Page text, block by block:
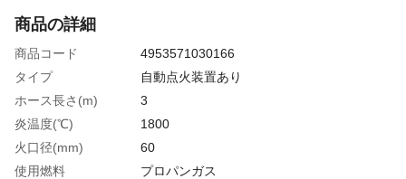
商品の詳細
商品コード
4953571030166
タイプ
自動点火装置あり
ホース長さ(m)
3
炎温度(℃)
1800
火口径(mm)
60
使用燃料
プロパンガス